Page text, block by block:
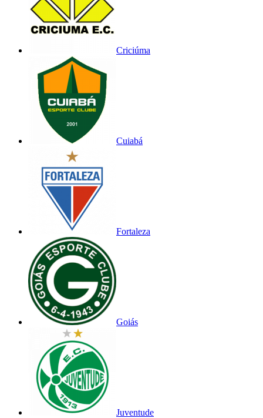
Criciúma
Cuiabá
Fortaleza
Goiás
Juventude